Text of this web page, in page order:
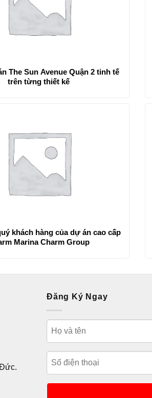
The Sun Avenue Quận 2 tinh tế
trên từng thiết kế
khách hàng của dự án cao cấp
Marina Charm Group
Đăng Ký Ngay